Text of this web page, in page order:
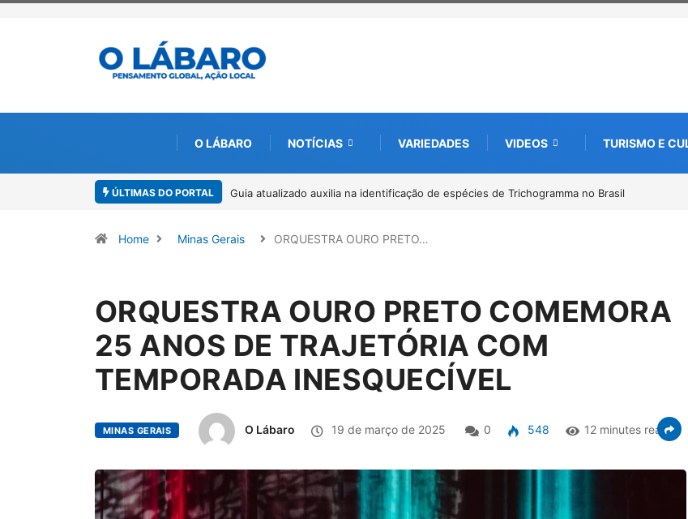
O LÁBARO NOTÍCIAS VARIEDADES VIDEOS TURISMO E
ÚLTIMAS DO PORTAL Kinross inicia rastreamento digital de 10 mil mudas usadas na recuperação ambiental, em
Home Minas Gerais ORQUESTRA OURO PRETO…
ORQUESTRA OURO PRETO COMEMORA
25 ANOS DE TRAJETÓRIA COM
TEMPORADA INESQUECÍVEL
MINAS GERAIS O Lábaro 19 de março de 2025 0 548 12 minutes read